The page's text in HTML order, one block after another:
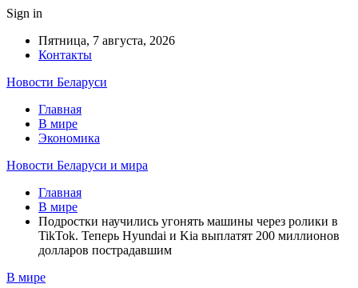
Sign in
Пятница, 7 августа, 2026
Контакты
Новости Беларуси
Главная
В мире
Экономика
Новости Беларуси и мира
Главная
В мире
Подростки научились угонять машины через ролики в
TikTok. Теперь Hyundai и Kia выплатят 200 миллионов
долларов пострадавшим
В мире